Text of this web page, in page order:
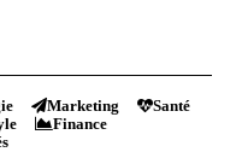
Marketing
Santé
Finance